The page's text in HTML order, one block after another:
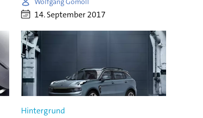
14. September 2017
Hintergrund